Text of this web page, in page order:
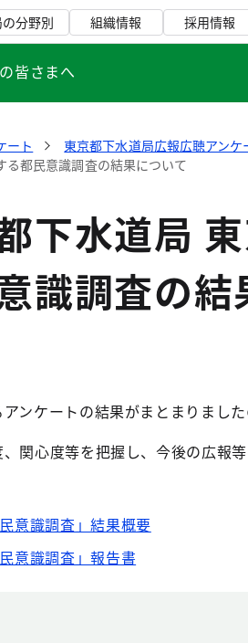
の分野別 組織情報 採用情報
皆さまへ
ート
東京都下水道局広報広聴アンケ
る都民意識調査の結果について
下水道局
識調査の結
ンケートの結果がまとまりました
関心度等を把握し、今後の広報
意識調査」結果概要
意識調査」報告書